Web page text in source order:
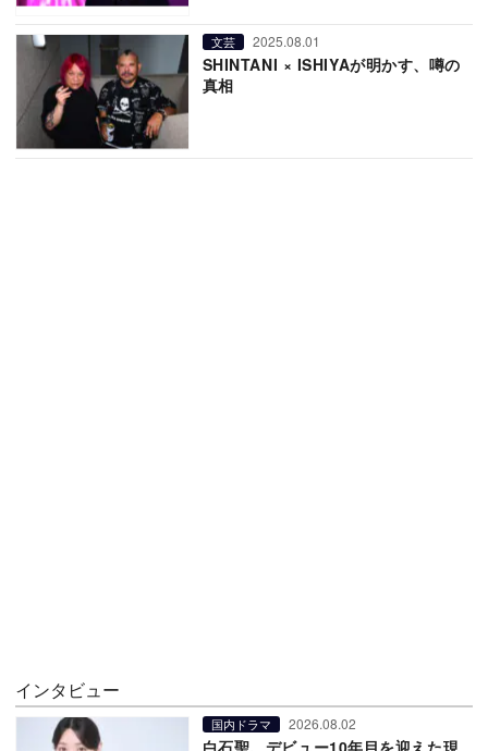
文芸 2025.08.01
SHINTANI × ISHIYAが明かす、噂の
真相
インタビュー
国内ドラマ 2026.08.02
白石聖、デビュー10年目を迎えた現